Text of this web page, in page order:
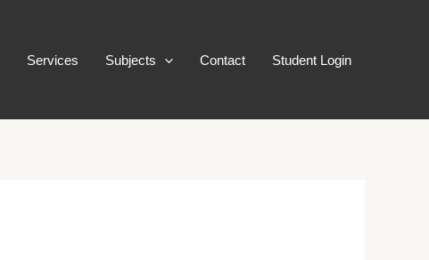
Services Subjects Contact Student Login